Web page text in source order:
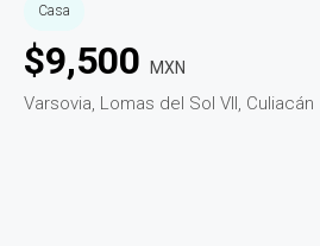
Casa
$9,500 MXN
Varsovia, Lomas del Sol VII, Culiacán